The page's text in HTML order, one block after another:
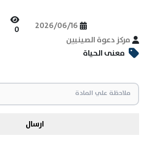
مركز دعوة الصينيين
2026/06/16
0
معنى الحياة
ارسال